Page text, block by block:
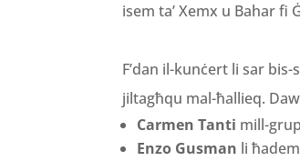
isem ta’ Xemx u Bahar fi
F’dan il-kunċert li sar
jiltagħqu mal-ħallieq.
Carmen Tanti mill-
Enzo Gusman li